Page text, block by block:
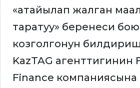
«атайылап жалган
таратуу» беренеси
козголгонун
KazTAG агенттигинин
Finance компаниясына